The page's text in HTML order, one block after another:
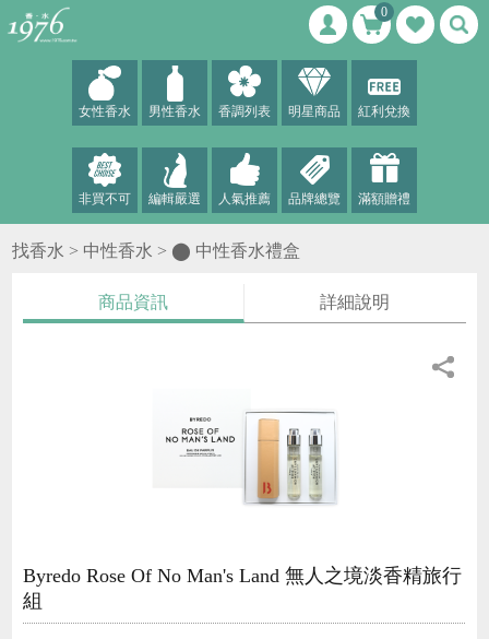
0
女性香水 男性香水 香調列表 明星商品 紅利兌換
非買不可 編輯嚴選 人氣推薦 品牌總覽 滿額贈禮
找香水 > 中性香水 > ⬤ 中性香水禮盒
商品資訊 詳細說明
Byredo Rose Of No Man's Land 無人之境淡香精旅行
組